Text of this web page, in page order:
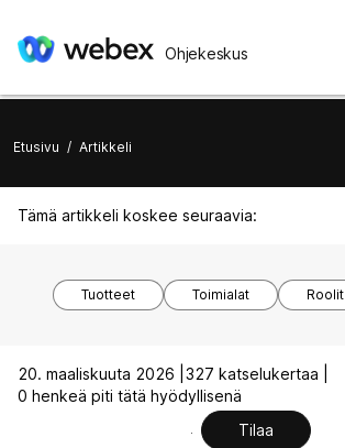
Ohjekeskus
Etusivu / Artikkeli
Tämä artikkeli koskee seuraavia:
Tuotteet Toimialat Roolit
20. maaliskuuta 2026 | 327 katselukertaa |
0 henkeä piti tätä hyödyllisenä
Tilaa